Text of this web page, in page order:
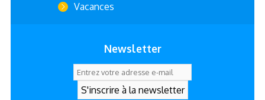
Vacances
Newsletter